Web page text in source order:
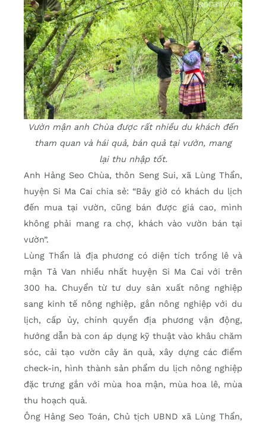
Vườn mận anh Chùa được rất nhiều du khách đến
tham quan và hái quả, bán quả tại vườn, mang
lại thu nhập tốt.
Anh Hảng Seo Chùa, thôn Seng Sui, xã Lùng Thẩn,
huyện Si Ma Cai chia sẻ: “Bây giờ có khách du lịch
đến mua tại vườn, cũng bán được giá cao, mình
không phải mang ra chợ, khách vào vườn bán tại
vườn”.
Lùng Thẩn là địa phương có diện tích trồng lê và
mận Tả Van nhiều nhất huyện Si Ma Cai với trên
300 ha. Chuyển từ tư duy sản xuất nông nghiệp
sang kinh tế nông nghiệp, gắn nông nghiệp với du
lịch, cấp ủy, chính quyền địa phương vận động,
hướng dẫn bà con áp dụng kỹ thuật vào khâu chăm
sóc, cải tạo vườn cây ăn quả, xây dựng các điểm
check-in, hình thành sản phẩm du lịch nông nghiệp
đặc trưng gắn với mùa hoa mận, mùa hoa lê, mùa
thu hoạch quả.
Ông Hảng Seo Toán, Chủ tịch UBND xã Lùng Thẩn,